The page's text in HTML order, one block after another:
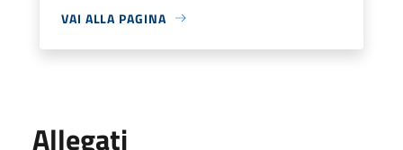
VAI ALLA PAGINA
Allegati